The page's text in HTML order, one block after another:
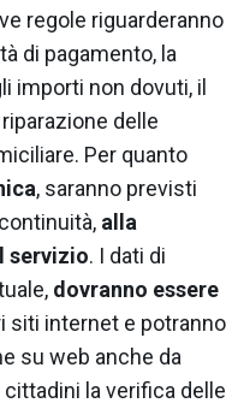
regole riguarderanno
di pagamento, la
importi non dovuti, il
delle
Per quanto
, saranno previsti
alla
servizio. I dati di
dovranno essere
siti internet e potranno
su web anche da
la verifica delle